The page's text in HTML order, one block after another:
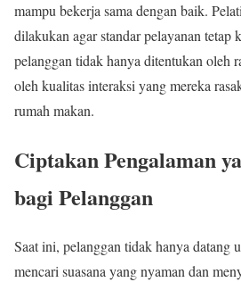
mampu bekerja sama dengan baik.
dilakukan agar standar pelayanan tetap
pelanggan tidak hanya ditentukan oleh
oleh kualitas interaksi yang mereka
rumah makan.
Ciptakan Pengalaman
bagi Pelanggan
Saat ini, pelanggan tidak hanya datang
mencari suasana yang nyaman dan